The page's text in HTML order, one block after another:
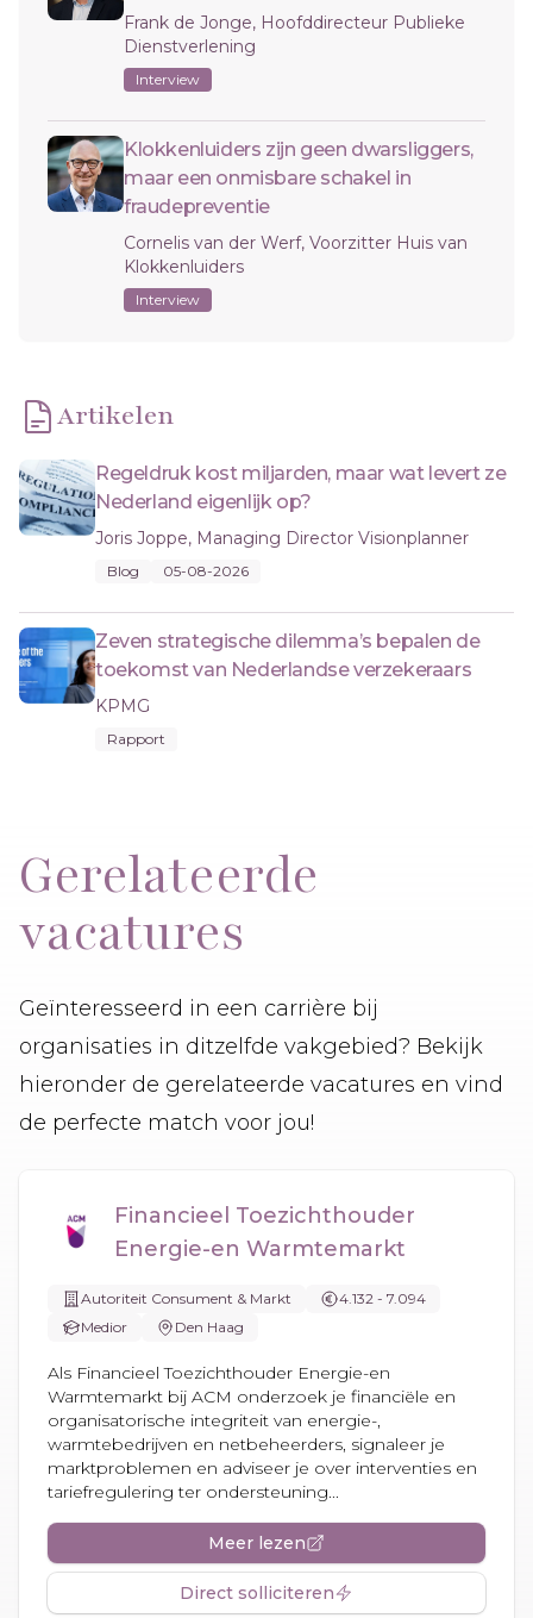
Frank de Jonge, Hoofddirecteur Publieke
Dienstverlening
Interview
Klokkenluiders zijn geen dwarsliggers,
maar een onmisbare schakel in
fraudepreventie
Cornelis van der Werf, Voorzitter Huis van
Klokkenluiders
Interview
Artikelen
Regeldruk kost miljarden, maar wat levert ze
Nederland eigenlijk op?
Joris Joppe, Managing Director Visionplanner
Blog 05-08-2026
Zeven strategische dilemma’s bepalen de
toekomst van Nederlandse verzekeraars
KPMG
Rapport
Gerelateerde
vacatures
Geïnteresseerd in een carrière bij
organisaties in ditzelfde vakgebied? Bekijk
hieronder de gerelateerde vacatures en vind
de perfecte match voor jou!
Financieel Toezichthouder
Energie-en Warmtemarkt
Autoriteit Consument & Markt
4.132 - 7.094
Medior
Den Haag
Als Financieel Toezichthouder Energie-en
Warmtemarkt bij ACM onderzoek je financiële en
organisatorische integriteit van energie-,
warmtebedrijven en netbeheerders, signaleer je
marktproblemen en adviseer je over interventies en
tariefregulering ter ondersteuning...
Meer lezen
Direct solliciteren